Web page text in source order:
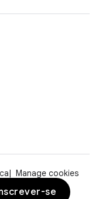
Manage cookies
se